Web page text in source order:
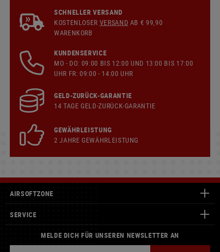
SCHNELLER VERSAND
KOSTENLOSER VERSAND AB € 99,90
WARENKORB
KUNDENSERVICE
MO - DO: 09:00 BIS 12:00 UND 13:00 BIS 17:00
UHR FR: 09:00 - 14:00 UHR
GELD-ZURÜCK-GARANTIE
14 TAGE GELD-ZURÜCK-GARANTIE
GEWÄHRLEISTUNG
2 JAHRE GEWÄHRLEISTUNG
AIRSOFTZONE
SERVICE
MELDE DICH FÜR UNSEREN NEWSLETTER AN